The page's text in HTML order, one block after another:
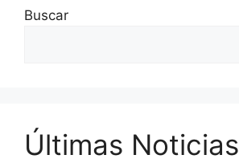
Buscar
Últimas Noticias